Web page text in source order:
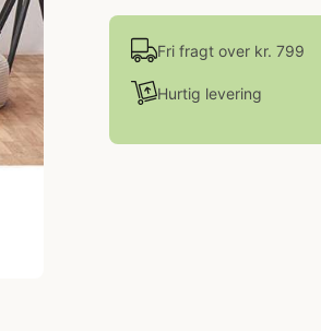
Fri fragt over kr. 799
Hurtig levering